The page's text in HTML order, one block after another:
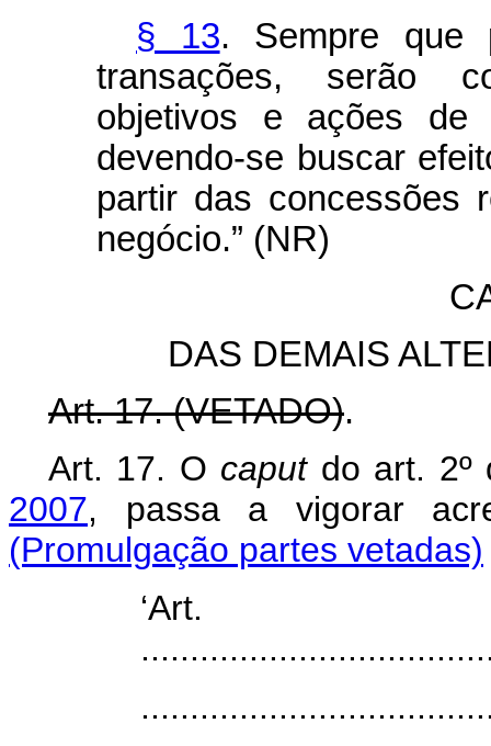
§ 13. Sempre que
transações, serão
objetivos e ações de
devendo-se buscar
partir das concessões
negócio.” (NR)
DAS DEMAIS
Art. 17. (VETADO).
Art. 17. O caputdo art. 2º
2007, passa a vigorar
(Promulgação partes vetadas)